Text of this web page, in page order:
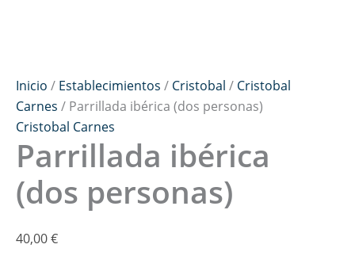
Inicio / Establecimientos / Cristobal / Cristobal
Carnes / Parrillada ibérica (dos personas)
Cristobal Carnes
Parrillada ibérica
(dos personas)
40,00€